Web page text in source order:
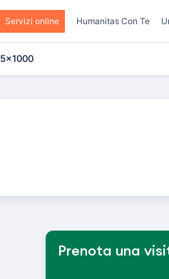
Servizi online Humanitas Con Te
5×1000
Prenota una